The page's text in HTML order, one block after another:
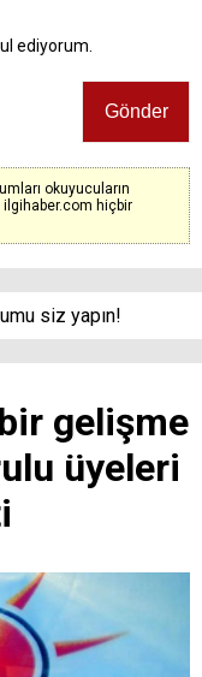
ediyorum.
okuyucuların
ilgihaber.com hiçbir
siz yapın!
gelişme
üyeleri